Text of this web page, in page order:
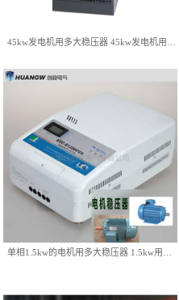
单相1.5kw的电机用多大稳压器 1.5kw用稳压器
单相20kw电机需要用多大稳压
器
查看详情